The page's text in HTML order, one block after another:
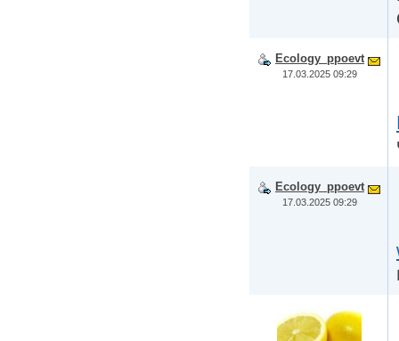
Ecology_ppoevt
17.03.2025 09:29
Ecology_ppoevt
17.03.2025 09:29